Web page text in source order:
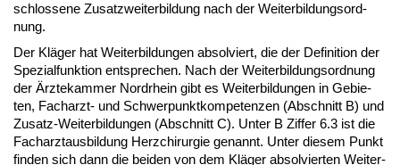
schlos­se­ne Zu­satz­wei­ter­bil­dung nach der Wei­ter­bil­dungs­ord­
nung.
Der Kläger hat Wei­ter­bil­dun­gen ab­sol­viert, die der De­fi­ni­ti­on der
Spe­zi­al­funk­ti­on ent­spre­chen. Nach der Wei­ter­bil­dungs­ord­nung
der Ärz­te­kam­mer Nord­rhein gibt es Wei­ter­bil­dun­gen in Ge­bie­
ten, Fach­arzt- und Schwer­punkt­kom­pe­ten­zen (Ab­schnitt B) und
Zu­satz-Wei­ter­bil­dun­gen (Ab­schnitt C). Un­ter B Zif­fer 6.3 ist die
Fach­arzt­aus­bil­dung Herz­chir­ur­gie ge­nannt. Un­ter die­sem Punkt
fin­den sich dann die bei­den von dem Kläger ab­sol­vier­ten Wei­ter­